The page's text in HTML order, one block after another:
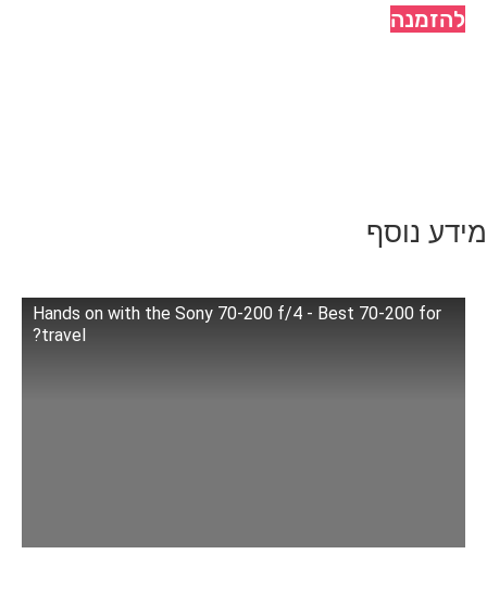
להזמנה
מידע נוסף
Hands on with the Sony 70-200 f/4 - Best 70-200 for
travel?